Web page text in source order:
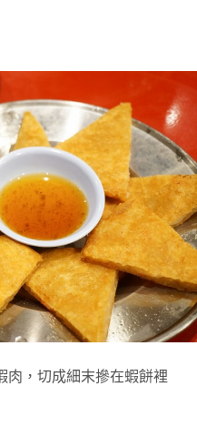
肉，切成細末摻在蝦餅裡